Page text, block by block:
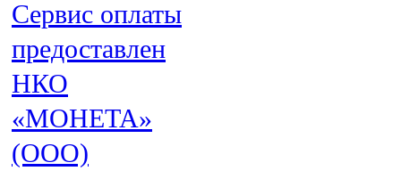
Сервис оплаты
предоставлен
НКО
«МОНЕТА»
(ООО)